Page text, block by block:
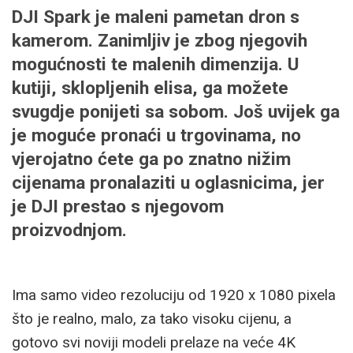
DJI Spark je maleni pametan dron s
kamerom. Zanimljiv je zbog njegovih
mogućnosti te malenih dimenzija. U
kutiji, sklopljenih elisa, ga možete
svugdje ponijeti sa sobom. Još uvijek ga
je moguće pronaći u trgovinama, no
vjerojatno ćete ga po znatno nižim
cijenama pronalaziti u oglasnicima, jer
je DJI prestao s njegovom
proizvodnjom.
Ima samo video rezoluciju od 1920 x 1080 pixela
što je realno, malo, za tako visoku cijenu, a
gotovo svi noviji modeli prelaze na veće 4K